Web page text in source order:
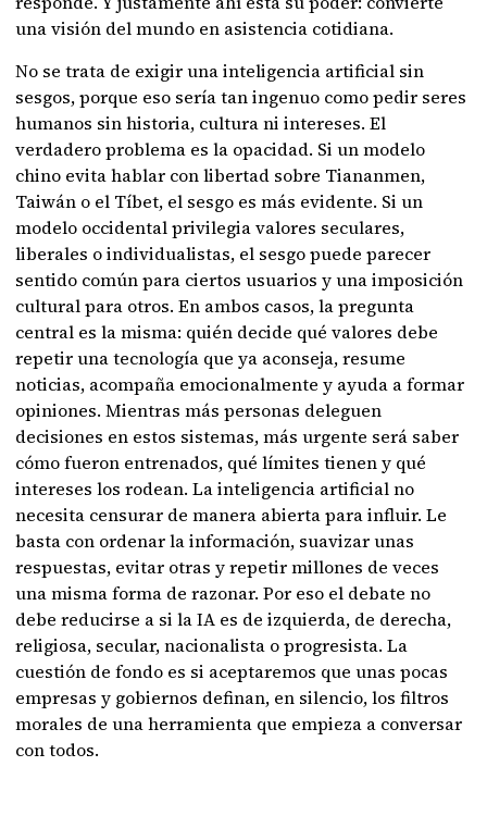
una visión del mundo en asistencia cotidiana.
No se trata de exigir una inteligencia artificial sin
sesgos, porque eso sería tan ingenuo como pedir seres
humanos sin historia, cultura ni intereses. El
verdadero problema es la opacidad. Si un modelo
chino evita hablar con libertad sobre Tiananmen,
Taiwán o el Tíbet, el sesgo es más evidente. Si un
modelo occidental privilegia valores seculares,
liberales o individualistas, el sesgo puede parecer
sentido común para ciertos usuarios y una imposición
cultural para otros. En ambos casos, la pregunta
central es la misma: quién decide qué valores debe
repetir una tecnología que ya aconseja, resume
noticias, acompaña emocionalmente y ayuda a formar
opiniones. Mientras más personas deleguen
decisiones en estos sistemas, más urgente será saber
cómo fueron entrenados, qué límites tienen y qué
intereses los rodean. La inteligencia artificial no
necesita censurar de manera abierta para influir. Le
basta con ordenar la información, suavizar unas
respuestas, evitar otras y repetir millones de veces
una misma forma de razonar. Por eso el debate no
debe reducirse a si la IA es de izquierda, de derecha,
religiosa, secular, nacionalista o progresista. La
cuestión de fondo es si aceptaremos que unas pocas
empresas y gobiernos definan, en silencio, los filtros
morales de una herramienta que empieza a conversar
con todos.